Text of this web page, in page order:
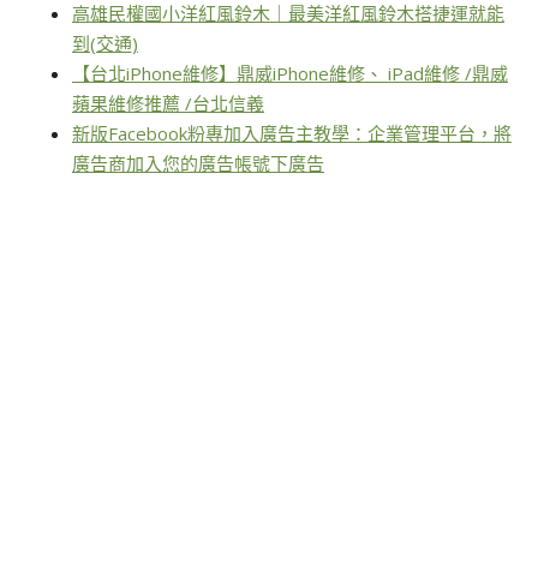
高雄民權國小洋紅風鈴木｜最美洋紅風鈴木搭捷運就能
到(交通)
【台北iPhone維修】鼎威iPhone維修、 iPad維修 /鼎威
蘋果維修推薦 /台北信義
新版Facebook粉專加入廣告主教學：企業管理平台，將
廣告商加入您的廣告帳號下廣告